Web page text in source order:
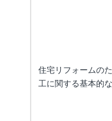
住宅リフォームの
工に関する基本的